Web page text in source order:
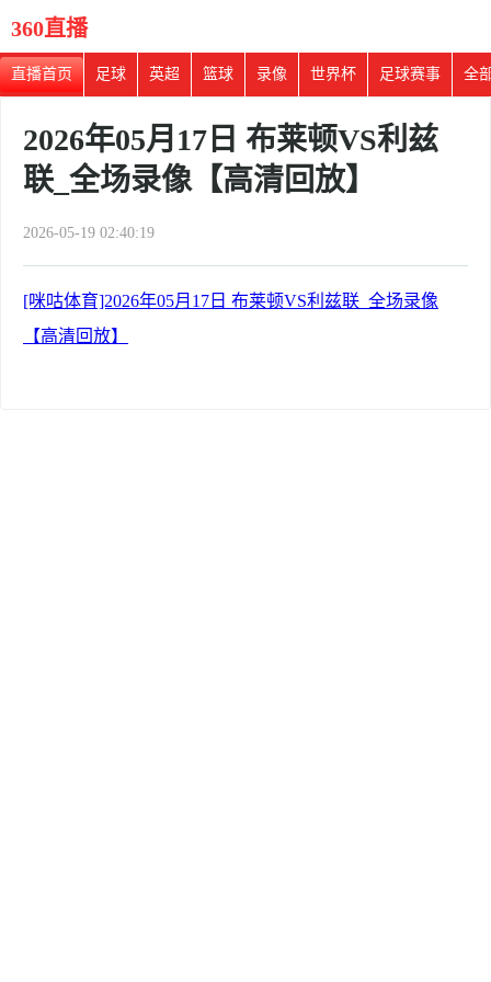
360直播
直播首页 足球 英超 篮球 录像 世界杯 足球赛事 全
2026年05月17日 布莱顿VS利兹
联_全场录像【高清回放】
2026-05-19 02:40:19
[咪咕体育]2026年05月17日 布莱顿VS利兹联_全场录像
【高清回放】